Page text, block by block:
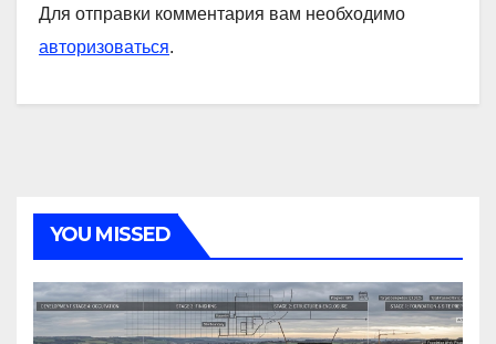
Для отправки комментария вам необходимо
авторизоваться.
YOU MISSED